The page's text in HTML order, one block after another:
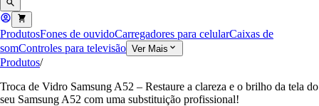
ProdutosFones de ouvidoCarregadores para celularCaixas de
somControles para televisão Ver Mais
Produtos/
Troca de Vidro Samsung A52 – Restaure a clareza e o brilho da tela do
seu Samsung A52 com uma substituição profissional!